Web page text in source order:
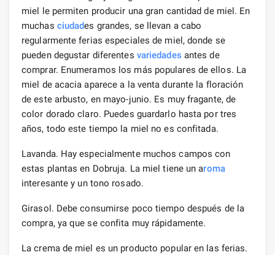
miel le permiten producir una gran cantidad de miel. En
muchas ciudades grandes, se llevan a cabo
regularmente ferias especiales de miel, donde se
pueden degustar diferentes variedades antes de
comprar. Enumeramos los más populares de ellos. La
miel de acacia aparece a la venta durante la floración
de este arbusto, en mayo-junio. Es muy fragante, de
color dorado claro. Puedes guardarlo hasta por tres
años, todo este tiempo la miel no es confitada.
Lavanda. Hay especialmente muchos campos con
estas plantas en Dobruja. La miel tiene un aroma
interesante y un tono rosado.
Girasol. Debe consumirse poco tiempo después de la
compra, ya que se confita muy rápidamente.
La crema de miel es un producto popular en las ferias.